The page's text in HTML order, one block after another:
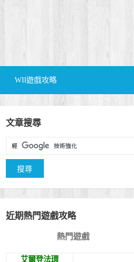
WII遊戲攻略
文章搜尋
近期熱門遊戲攻略
熱門遊戲
艾爾登法環